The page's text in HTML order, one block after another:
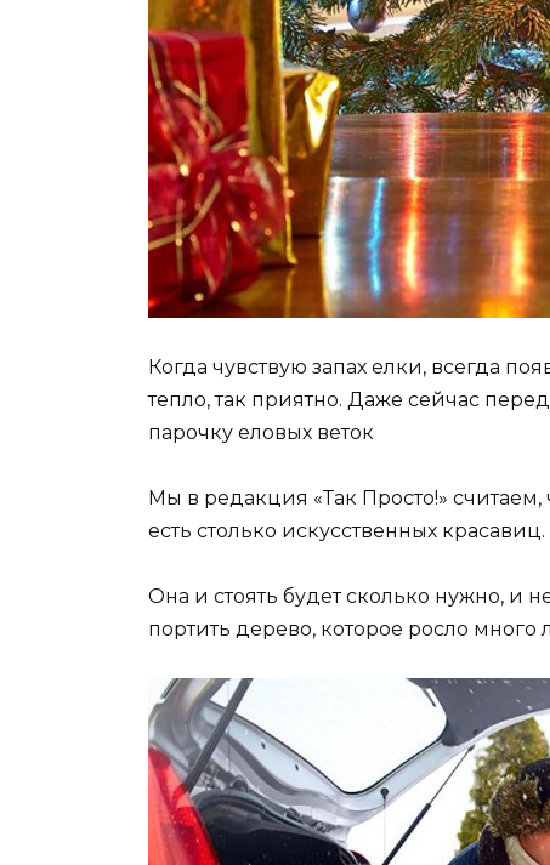
Когда чувствую запах елки, всегда
тепло, так приятно. Даже сейчас
парочку еловых веток
Мы в редакция «Так Просто!»
есть столько искусственных красавиц.
Она и стоять будет сколько нужно, и
портить дерево, которое росло